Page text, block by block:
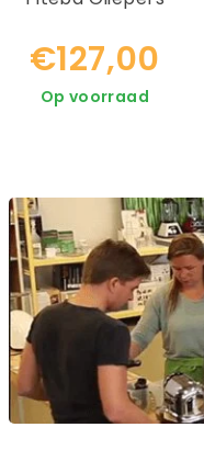
€127,00
Op voorraad